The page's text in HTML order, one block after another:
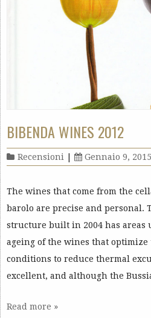
BIBENDA WINES 2012
Recensioni Gennaio 9, 2015
The wines that come from the
barolo are precise and personal.
structure built in 2004 has areas
ageing of the wines that
conditions to reduce thermal
excellent, and although the
Read more »